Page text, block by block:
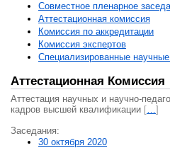
Совместное пленарное
Аттестационная комисcия
Комиссия по аккредитации
Комиссия экспертов
Специализированные
Аттестационная Комиссия
Аттестация научных и научно-
кадров высшей квалификации […]
Заседания:
30 октября 2020